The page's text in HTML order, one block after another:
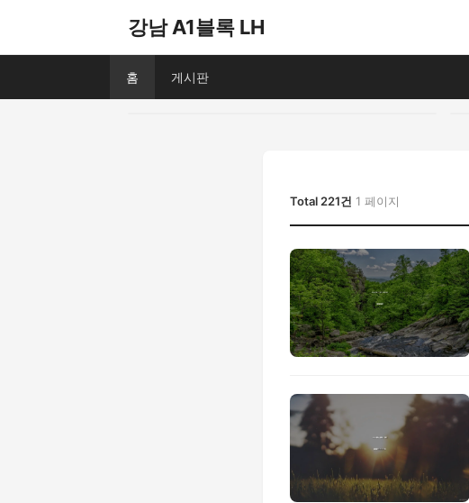
강남 A1블록 LH
홈 게시판
Total 221건 1 페이지